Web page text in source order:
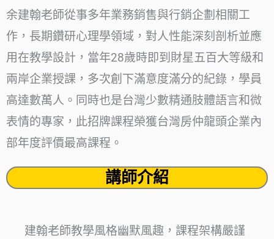
余建翰老師從事多年業務銷售與行銷企劃相關工
作，長期鑽研心理學領域，對人性能深刻剖析並應
用在教學設計，當年28歲時即到財星五百大等級和
兩岸企業授課，多次創下滿意度滿分的紀錄，學員
高達數萬人。同時也是台灣少數精通肢體語言和微
表情的專家，此招牌課程榮獲台灣房仲龍頭企業內
部年度評價最高課程。
講師介紹
建翰老師教學風格幽默風趣，課程架構嚴謹